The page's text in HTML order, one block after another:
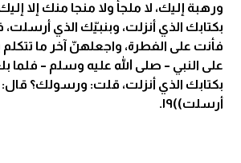
ورهبة إليك، لا ملجأ ولا منجا منك إلا
بكتابك الذي أنزلت، وبنبيّك الذي
فأنت على الفطرة، واجعلهنّ آخر ما تتكلم
على النبي – صلى الله عليه وسلم – فلما
بكتابك الذي أنزلت، قلت: ورسولك؟ قال:
أرسلت))١٩.